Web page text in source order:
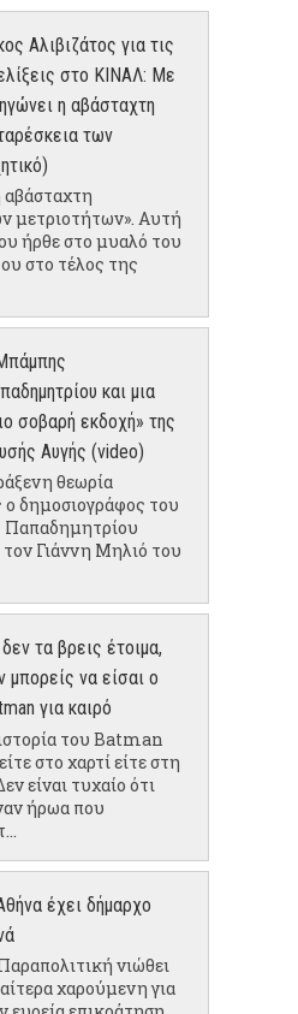
Αλιβιζάτος για τις
στο ΚΙΝΑΛ: Με
η αβάσταχτη
των
μετριοτήτων». Αυτή
ήρθε στο μυαλό του
στο τέλος της
και μια
σοβαρή εκδοχή» της
Αυγής (video)
θεωρία
ο δημοσιογράφος του
Γιάννη Μηλιό του
τα βρεις έτοιμα,
μπορείς να είσαι ο
για καιρό
του Batman
στο χαρτί είτε στη
είναι τυχαίο ότι
ήρωα που
έχει δήμαρχο
νιώθει
χαρούμενη για